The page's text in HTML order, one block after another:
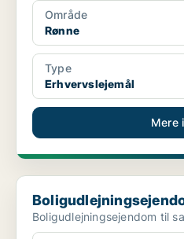
Område
Rønne
Type
Erhvervslejemål
Mere
Boligudlejningsejendom i Nexø
Boligudlejningsejendom til